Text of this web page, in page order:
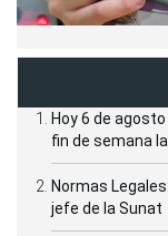
Hoy 6 de
fin de semana
Normas
jefe de la Sunat